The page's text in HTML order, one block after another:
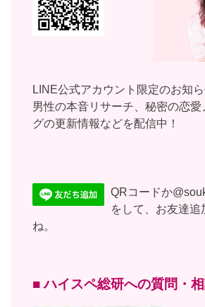
LINE公式アカウント限定のお知
男性の本音リサーチ、秘密の恋愛
グの更新情報などを配信中！
QRコードか
をして、お友達追
ね。
■ ハイスペ総研への質問・